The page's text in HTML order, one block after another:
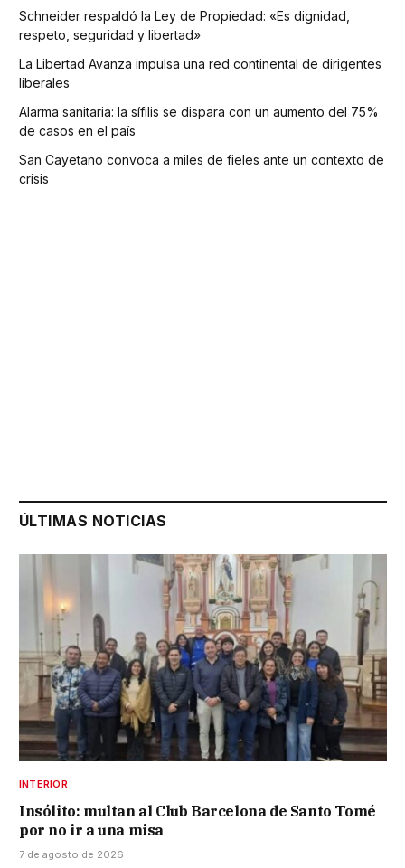
Schneider respaldó la Ley de Propiedad: «Es dignidad,
respeto, seguridad y libertad»
La Libertad Avanza impulsa una red continental de dirigentes
liberales
Alarma sanitaria: la sífilis se dispara con un aumento del 75%
de casos en el país
San Cayetano convoca a miles de fieles ante un contexto de
crisis
ÚLTIMAS NOTICIAS
INTERIOR
Insólito: multan al Club Barcelona de Santo Tomé
por no ir a una misa
7 de agosto de 2026